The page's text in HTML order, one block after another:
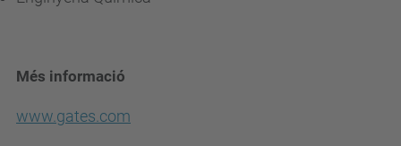
Més informació
www.gates.com